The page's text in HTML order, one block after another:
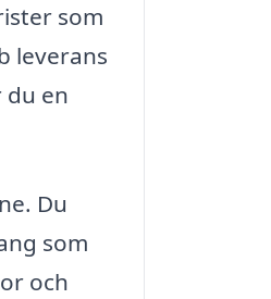
som
leverans
du en
Du
som
och